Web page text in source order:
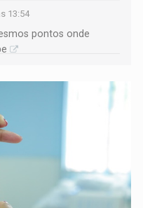
13:54
pontos onde